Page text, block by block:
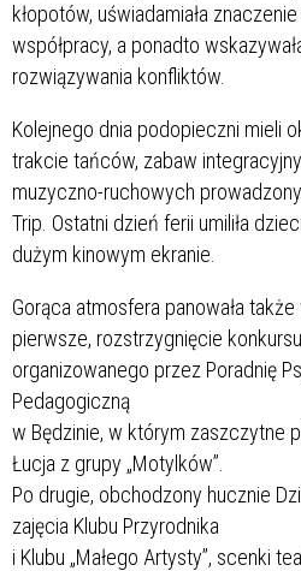
kłopotów, uświadamiała
współpracy, a ponadto
rozwiązywania konfliktów.
Kolejnego dnia podopieczni mieli
trakcie tańców, zabaw
muzyczno-ruchowych
Trip. Ostatni dzień ferii umiliła
dużym kinowym ekranie.
Gorąca atmosfera panowała
pierwsze, rozstrzygnięcie
organizowanego przez Poradnię
Pedagogiczną
w Będzinie, w którym zaszczytne
Łucja z grupy „Motylków”.
Po drugie, obchodzony hucznie
zajęcia Klubu Przyrodnika
i Klubu „Małego Artysty”, scenki